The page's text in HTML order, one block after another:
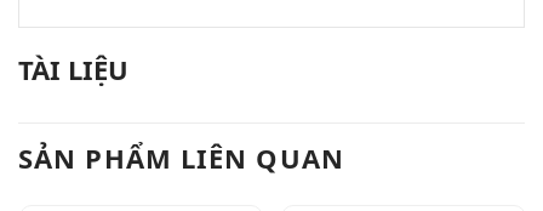
TÀI LIỆU
SẢN PHẨM LIÊN QUAN